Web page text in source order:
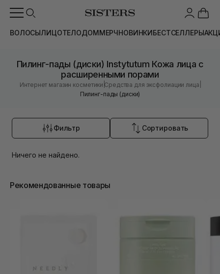
ВОЛОСЫЛИЦОТЕЛОДОММЕРЧНОВИНКИБЕСТСЕЛЛЕРЫ
Пилинг-пады (диски) Instytutum Кожа лица с
расширенными порами
Интернет магазин косметики |Средства для эксфолиации лица
Пилинг-пады (диски)
Фильтр Сортировать
Ничего не найдено.
Рекомендованные товары